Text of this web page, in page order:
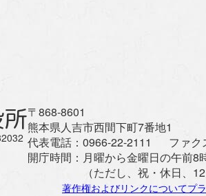
〒868-8601
熊本県人吉市西間下町7番地1
代表電話： 0966-22-2111 ファク
開庁時間： 月曜から金曜日の午前8
（ただし、祝・休日、
著作権およびリンクについてプ